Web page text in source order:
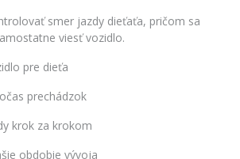
smer jazdy dieťaťa, pričom sa
viesť vozidlo.
pre dieťa
prechádzok
krok za krokom
obdobie vývoja